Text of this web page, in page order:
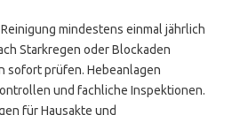
mindestens einmal jährlich
Starkregen oder Blockaden
sofort prüfen. Hebeanlagen
und fachliche Inspektionen.
für Hausakte und